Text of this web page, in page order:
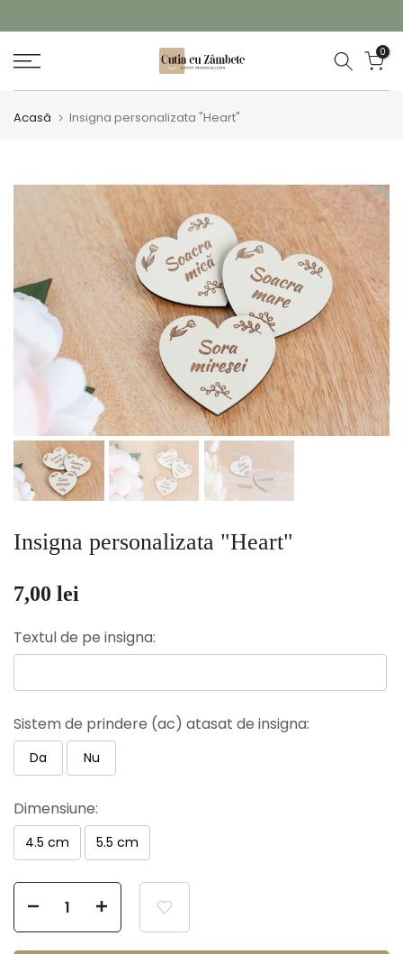
conținut
0
Acasă Insigna personalizata "Heart"
Insigna personalizata "Heart"
7,00 lei
Textul de pe insigna:
Sistem de prindere (ac) atasat de insigna:
Da Nu
Dimensiune:
4.5 cm 5.5 cm
Selection will add to the price